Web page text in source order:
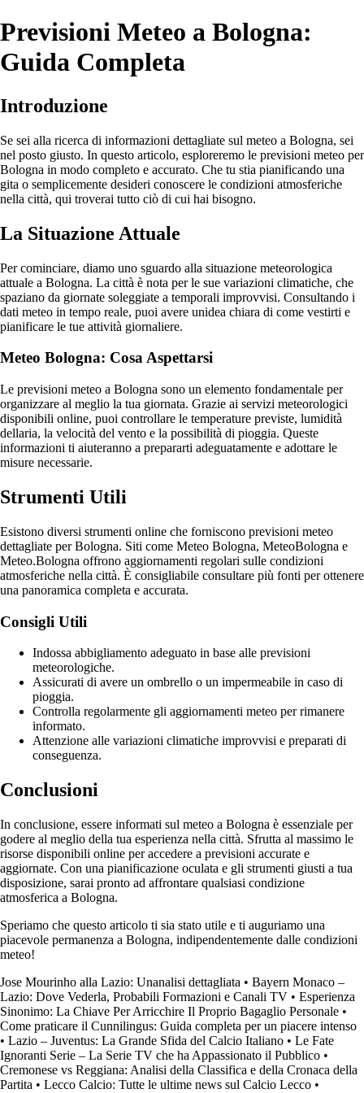
Previsioni Meteo a Bologna:
Guida Completa
Introduzione
Se sei alla ricerca di informazioni dettagliate sul meteo a Bologna, sei
nel posto giusto. In questo articolo, esploreremo le previsioni meteo per
Bologna in modo completo e accurato. Che tu stia pianificando una
gita o semplicemente desideri conoscere le condizioni atmosferiche
nella città, qui troverai tutto ciò di cui hai bisogno.
La Situazione Attuale
Per cominciare, diamo uno sguardo alla situazione meteorologica
attuale a Bologna. La città è nota per le sue variazioni climatiche, che
spaziano da giornate soleggiate a temporali improvvisi. Consultando i
dati meteo in tempo reale, puoi avere unidea chiara di come vestirti e
pianificare le tue attività giornaliere.
Meteo Bologna: Cosa Aspettarsi
Le previsioni meteo a Bologna sono un elemento fondamentale per
organizzare al meglio la tua giornata. Grazie ai servizi meteorologici
disponibili online, puoi controllare le temperature previste, lumidità
dellaria, la velocità del vento e la possibilità di pioggia. Queste
informazioni ti aiuteranno a prepararti adeguatamente e adottare le
misure necessarie.
Strumenti Utili
Esistono diversi strumenti online che forniscono previsioni meteo
dettagliate per Bologna. Siti come Meteo Bologna, MeteoBologna e
Meteo.Bologna offrono aggiornamenti regolari sulle condizioni
atmosferiche nella città. È consigliabile consultare più fonti per ottenere
una panoramica completa e accurata.
Consigli Utili
Indossa abbigliamento adeguato in base alle previsioni
meteorologiche.
Assicurati di avere un ombrello o un impermeabile in caso di
pioggia.
Controlla regolarmente gli aggiornamenti meteo per rimanere
informato.
Attenzione alle variazioni climatiche improvvisi e preparati di
conseguenza.
Conclusioni
In conclusione, essere informati sul meteo a Bologna è essenziale per
godere al meglio della tua esperienza nella città. Sfrutta al massimo le
risorse disponibili online per accedere a previsioni accurate e
aggiornate. Con una pianificazione oculata e gli strumenti giusti a tua
disposizione, sarai pronto ad affrontare qualsiasi condizione
atmosferica a Bologna.
Speriamo che questo articolo ti sia stato utile e ti auguriamo una
piacevole permanenza a Bologna, indipendentemente dalle condizioni
meteo!
Jose Mourinho alla Lazio: Unanalisi dettagliata • Bayern Monaco –
Lazio: Dove Vederla, Probabili Formazioni e Canali TV • Esperienza
Sinonimo: La Chiave Per Arricchire Il Proprio Bagaglio Personale •
Come praticare il Cunnilingus: Guida completa per un piacere intenso
• Lazio – Juventus: La Grande Sfida del Calcio Italiano • Le Fate
Ignoranti Serie – La Serie TV che ha Appassionato il Pubblico •
Cremonese vs Reggiana: Analisi della Classifica e della Cronaca della
Partita • Lecco Calcio: Tutte le ultime news sul Calcio Lecco •